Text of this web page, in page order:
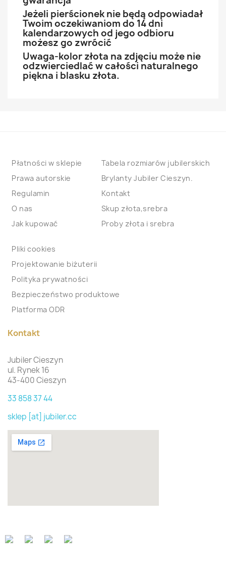
Jeżeli pierścionek nie będą odpowiadał
Twoim oczekiwaniom do 14 dni
kalendarzowych od jego odbioru
możesz go zwrócić
Uwaga-kolor złota na zdjęciu może nie
odzwierciedlać w całości naturalnego
piękna i blasku złota.
Płatności w sklepie
Prawa autorskie
Regulamin
O nas
Jak kupować
Tabela rozmiarów jubilerskich
Brylanty Jubiler Cieszyn.
Kontakt
Skup złota,srebra
Proby złota i srebra
Pliki cookies
Projektowanie biżuterii
Polityka prywatności
Bezpieczeństwo produktowe
Platforma ODR
Kontakt
Jubiler Cieszyn
ul. Rynek 16
43-400 Cieszyn
33 858 37 44
sklep [at] jubiler.cc